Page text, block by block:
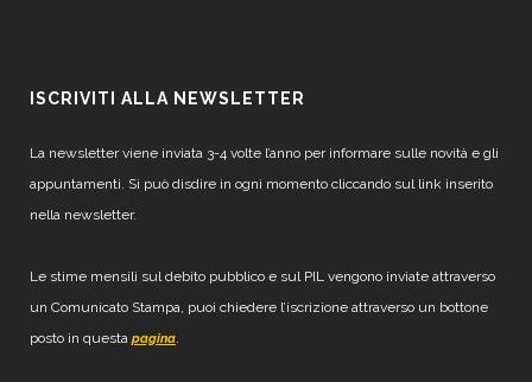
ISCRIVITI ALLA NEWSLETTER
La newsletter viene inviata 3-4 volte l’anno per informare sulle novità e gli
appuntamenti. Si può disdire in ogni momento cliccando sul link inserito
nella newsletter.
Le stime mensili sul debito pubblico e sul PIL vengono inviate attraverso
un Comunicato Stampa, puoi chiedere l’iscrizione attraverso un bottone
posto in questa pagina.